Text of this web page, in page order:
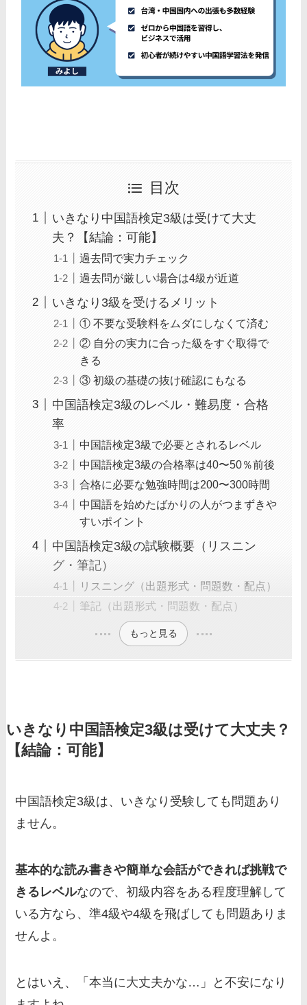
目次
いきなり中国語検定3級は受けて大丈
夫？【結論：可能】
過去問で実力チェック
過去問が厳しい場合は4級が近道
いきなり3級を受けるメリット
① 不要な受験料をムダにしなくて済む
② 自分の実力に合った級をすぐ取得で
きる
③ 初級の基礎の抜け確認にもなる
中国語検定3級のレベル・難易度・合格
率
中国語検定3級で必要とされるレベル
中国語検定3級の合格率は40〜50％前後
合格に必要な勉強時間は200〜300時間
中国語を始めたばかりの人がつまずきや
すいポイント
中国語検定3級の試験概要（リスニン
グ・筆記）
リスニング（出題形式・問題数・配点）
筆記（出題形式・問題数・配点）
もっと見る
いきなり中国語検定3級は受けて大丈夫？
【結論：可能】
中国語検定3級は、いきなり受験しても問題あり
ません。
基本的な読み書きや簡単な会話ができれば挑戦で
きるレベルなので、初級内容をある程度理解して
いる方なら、準4級や4級を飛ばしても問題ありま
せんよ。
とはいえ、「本当に大丈夫かな…」と不安になり